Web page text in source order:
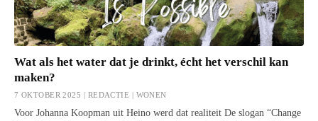
Wat als het water dat je drinkt, écht het verschil kan
maken?
7 OKTOBER 2025 | REDACTIE | WONEN
Voor Johanna Koopman uit Heino werd dat realiteit De slogan “Change